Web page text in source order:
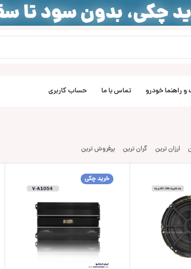
راهنما خودرو تماس با ما حساب کاربری
ارزان ترین گران ترین پرفروش ترین
خرید چکی